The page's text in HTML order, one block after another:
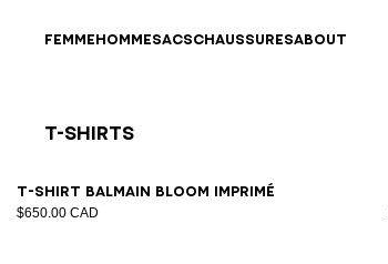
FEMMEHOMMESACSCHAUSSURESABOUT
T-Shirts
T-shirt Balmain Bloom imprimé
$650.00 CAD
XS SMLXL2XL3XL